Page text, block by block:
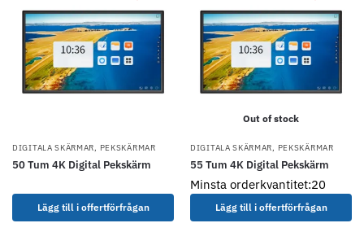
DIGITALA SKÄRMAR, PEKSKÄRMAR
50 Tum 4K Digital Pekskärm
Lägg till i offertförfrågan
Out of stock
DIGITALA SKÄRMAR, PEKSKÄRMAR
55 Tum 4K Digital Pekskärm
Minsta orderkvantitet:20
Lägg till i offertförfrågan